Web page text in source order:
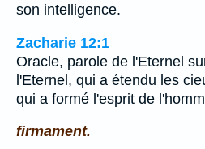
son intelligence.
Zacharie 12:1
Oracle, parole de l'Eternel
l'Eternel, qui a étendu les
qui a formé l'esprit de
firmament.